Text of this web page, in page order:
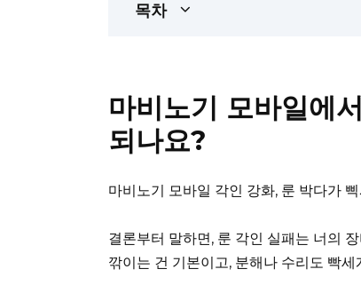
목차
마비노기 모바일에
되나요?
마비노기 모바일 각인 강화, 룬 박다가
결론부터 말하면, 룬 각인 실패는 너의
깎이는 건 기본이고, 분해나 수리도 빡세